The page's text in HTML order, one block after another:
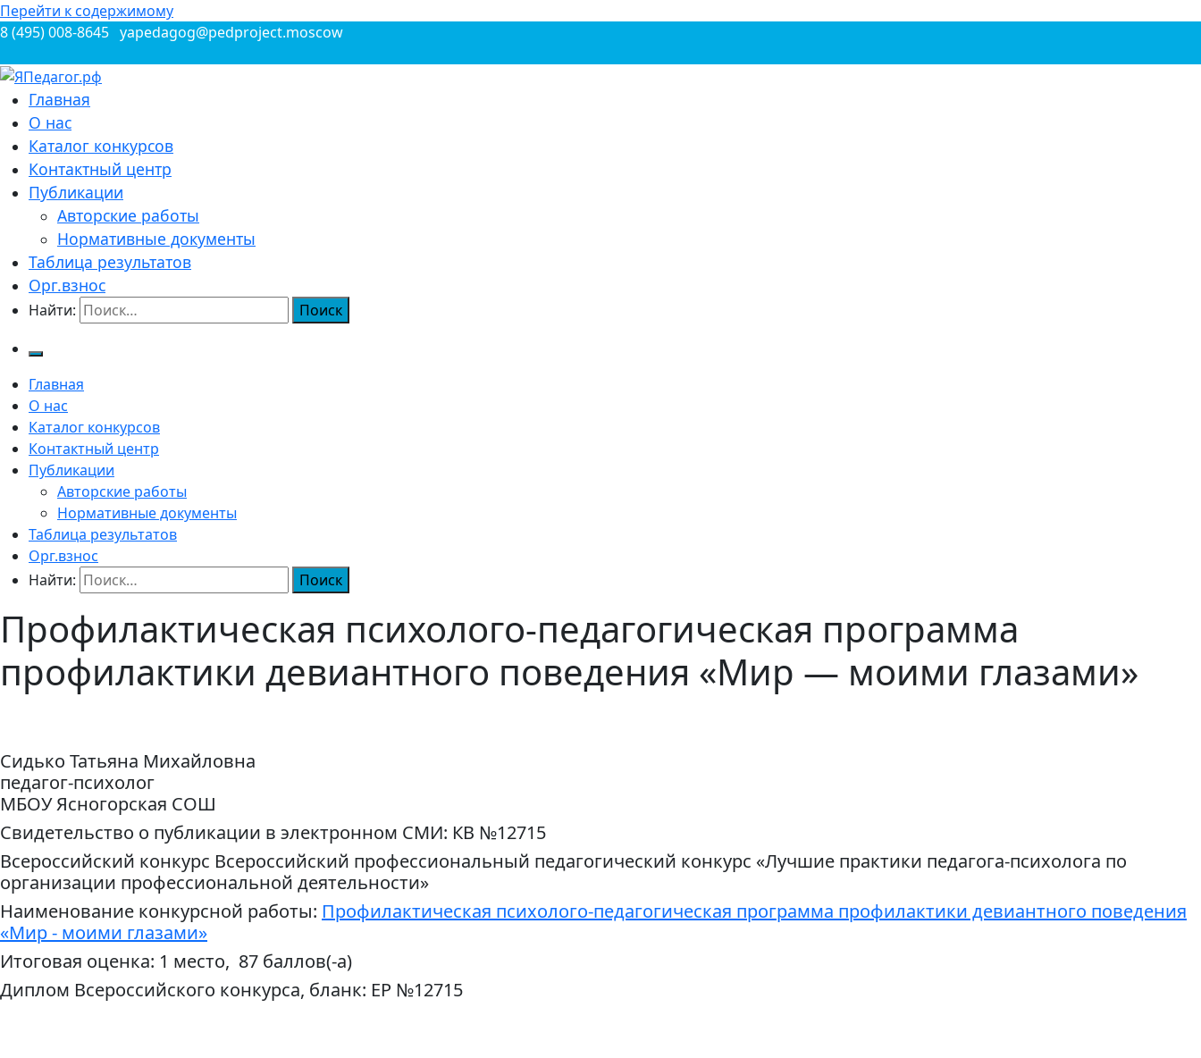
Перейти к содержимому
8 (495) 008-8645 yapedagog@pedproject.moscow
ЯПедагог.рф
Всероссийские конкурсы для педагогов
Главная
О нас
Каталог конкурсов
Контактный центр
Публикации
Авторские работы
Нормативные документы
Таблица результатов
Орг.взнос
Найти:
Главная
О нас
Каталог конкурсов
Контактный центр
Публикации
Авторские работы
Нормативные документы
Таблица результатов
Орг.взнос
Найти:
Профилактическая психолого-педагогическая программа
профилактики девиантного поведения «Мир — моими глазами»
Сидько Татьяна Михайловна
педагог-психолог
МБОУ Ясногорская СОШ
Свидетельство о публикации в электронном СМИ: КВ №12715
Всероссийский конкурс Всероссийский профессиональный педагогический конкурс «Лучшие практики педагога-психолога по
организации профессиональной деятельности»
Наименование конкурсной работы: Профилактическая психолого-педагогическая программа профилактики девиантного поведения
«Мир - моими глазами»
Итоговая оценка: 1 место, 87 баллов(-а)
Диплом Всероссийского конкурса, бланк: ЕР №12715